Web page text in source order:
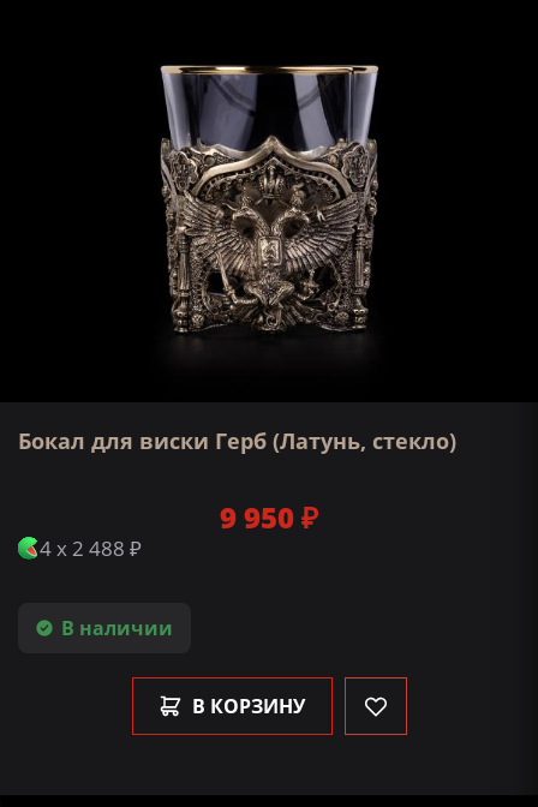
Бокал для виски Герб (Латунь, стекло)
В наличии
9 950 ₽
4 x 2 488 ₽
В КОРЗИНУ